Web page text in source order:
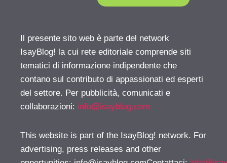
Il presente sito web è parte del network
IsayBlog! la cui rete editoriale comprende siti
tematici di informazione indipendente che
contano sul contributo di appassionati ed esperti
del settore. Per pubblicità, comunicati e
collaborazioni: info@isayblog.com
This website is part of the IsayBlog! network. For
advertising, press releases and other